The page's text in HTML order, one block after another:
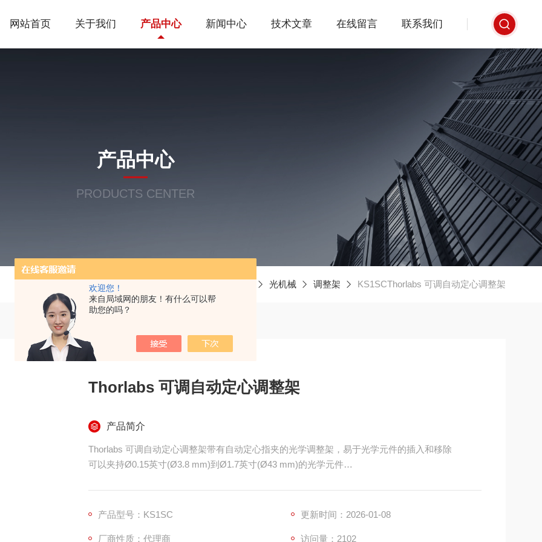
欢迎您！
来自局域网的朋友！有什么可以帮
助您的吗？
网站首页 关于我们 产品中心 新闻中心 技术文章 在线留言 联系我们
产品中心
PRODUCTS CENTER
光机械 调整架 KS1SCThorlabs 可调自动定心调整架
Thorlabs 可调自动定心调整架
产品简介
Thorlabs 可调自动定心调整架带有自动定心指夹的光学调整架，易于光学元件的插入和移除
可以夹持Ø0.15英寸(Ø3.8 mm)到Ø1.7英寸(Ø43 mm)的光学元件
产品型号：KS1SC 更新时间：2026-01-08
厂商性质：代理商 访问量：2102